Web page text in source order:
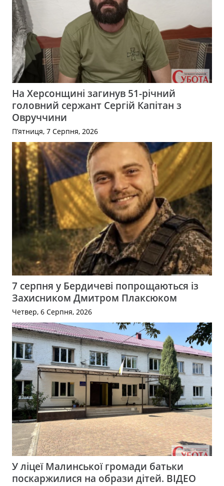
На Херсонщині загинув 51-річний
головний сержант Сергій Капітан з
Овруччини
П’ятниця, 7 Серпня, 2026
7 серпня у Бердичеві попрощаються із
Захисником Дмитром Плаксюком
Четвер, 6 Серпня, 2026
У ліцеї Малинської громади батьки
поскаржилися на образи дітей. ВІДЕО